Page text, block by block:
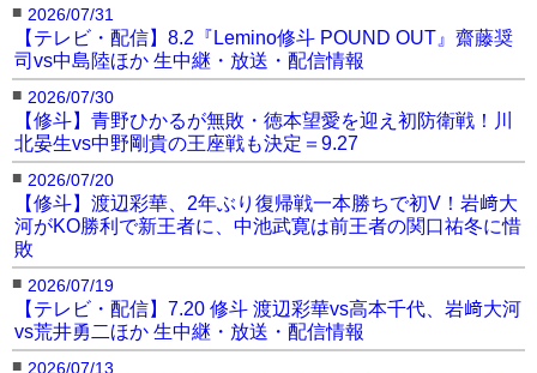
中島は18歳、25年の同級新人王で6勝1分と無敗
街道を進む。対するフューシュンは台湾の3勝2敗
ファイター。
試合は、中島のミドルキックをフーシュンがキ
ャッチしテイクダウン。しかし中島は下から三角
をセットし、そのまま上になりパウンド。そのま
ま三角を極め、秒殺勝利した。
中島はこれで7勝全てをフィニッシュ勝利とし
た。
■ 2026/07/31
【テレビ・配信】8.2『Lemino修斗 POUND OUT』齋藤奨
司vs中島陸ほか 生中継・放送・配信情報
■ 2026/07/30
【修斗】青野ひかるが無敗・徳本望愛を迎え初防衛戦！川
北晏生vs中野剛貴の王座戦も決定＝9.27
■ 2026/07/20
【修斗】渡辺彩華、2年ぶり復帰戦一本勝ちで初V！岩﨑大
河がKO勝利で新王者に、中池武寛は前王者の関口祐冬に惜
敗
■ 2026/07/19
【テレビ・配信】7.20 修斗 渡辺彩華vs高本千代、岩﨑大河
vs荒井勇二ほか 生中継・放送・配信情報
■ 2026/07/13